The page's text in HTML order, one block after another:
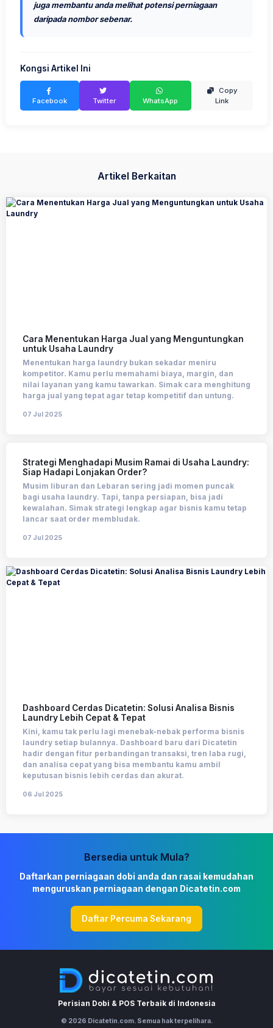
juga membantu anda melihat potensi perniagaan
daripada nombor sebenar.
Kongsi Artikel Ini
Facebook Twitter WhatsApp
Copy
Link
Artikel Berkaitan
Cara Menentukan Harga Jual yang Menguntungkan
untuk Usaha Laundry
Menentukan harga laundry bukan sekadar meniru
kompetitor. Kamu perlu memahami biaya, margin, dan
nilai layanan yang kamu tawarkan. Simak cara menghitung
harga jual yang tepat agar tetap kompetitif dan untung.
07 Jul 2025
Strategi Menghadapi Musim Ramai di Usaha Laundry:
Siap Hadapi Lonjakan Order?
Musim liburan dan Lebaran sering jadi momen puncak
bagi usaha laundry. Tapi, tanpa persiapan, bisa jadi
kewalahan. Simak strategi lengkap agar bisnis kamu tetap
lancar saat order membludak.
07 Jul 2025
Dashboard Cerdas Dicatetin: Solusi Analisa Bisnis
Laundry Lebih Cepat & Tepat
Kini, kamu tak perlu lagi menebak-nebak performa bisnis
laundry setiap bulannya. Dashboard baru dari Dicatetin
hadir dengan fitur perbandingan transaksi, tren laba rugi,
dan analisa cepat yang bisa membantu kamu ambil
keputusan bisnis lebih cerdas dan akurat.
06 Jul 2025
Bersedia untuk Mula?
Daftarkan perniagaan dobi anda dan rasai kemudahan
menguruskan perniagaan dengan Dicatetin.com
Daftar Percuma Sekarang
Perisian Dobi & POS Terbaik di Indonesia
© 2026 Dicatetin.com. Semua hak terpelihara.